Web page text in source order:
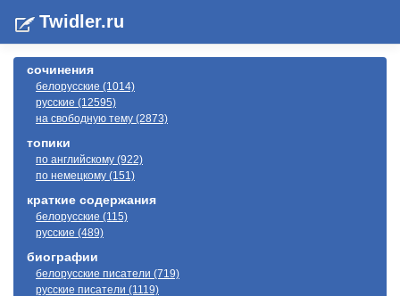
Twidler.ru
сочинения
белорусские (1014)
русские (12595)
на свободную тему (2873)
топики
по английскому (922)
по немецкому (151)
краткие содержания
белорусские (115)
русские (489)
биографии
белорусские писатели (719)
русские писатели (1119)